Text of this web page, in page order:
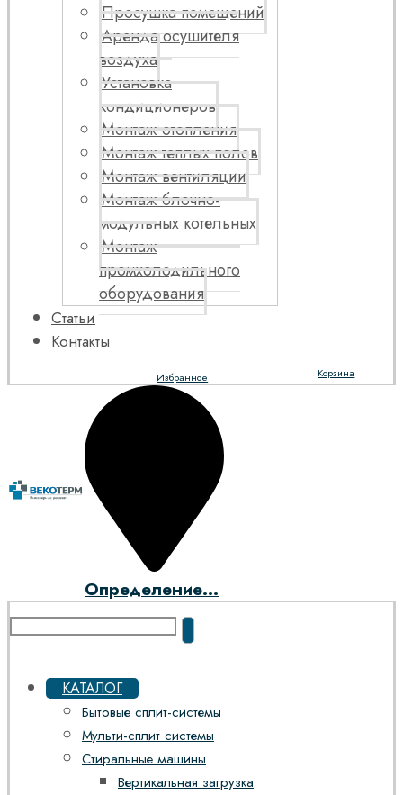
Просушка помещений
Аренда осушителя
воздуха
Установка
кондиционеров
Монтаж отопления
Монтаж теплых полов
Монтаж вентиляции
Монтаж блочно-
модульных котельных
Монтаж
промхолодильного
оборудования
Статьи
Контакты
Корзина
Избранное
Определение...
КАТАЛОГ
Бытовые сплит-системы
Мульти-сплит системы
Стиральные машины
Вертикальная загрузка